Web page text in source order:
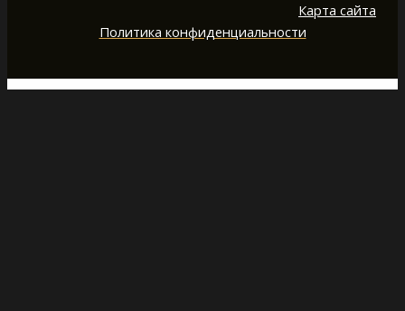
Карта сайта
Политика конфиденциальности